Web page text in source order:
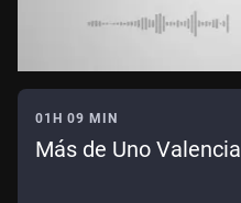
01H 09 MIN
Más de Uno